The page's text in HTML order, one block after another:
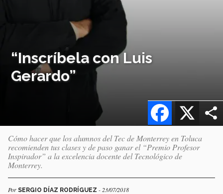
“Inscríbela con Luis
Gerardo”
X
Facebook
Cómo hacer que los alumnos del Tec de Monterrey en Toluca
recomienden tus clases y de paso ganar el “Premio Profesor
Inspirador” a la excelencia docente del Tecnológico de
Monterrey.
Por SERGIO DÍAZ RODRÍGUEZ - 23/07/2018